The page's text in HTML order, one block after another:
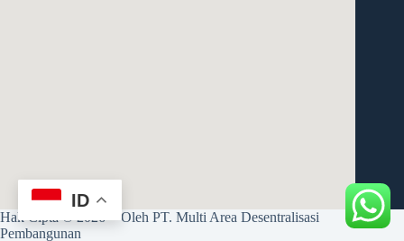
mapembeds.com
Hak Cipta © 2026 - Oleh PT. Multi Area Desentralisasi
Pembangunan
ID